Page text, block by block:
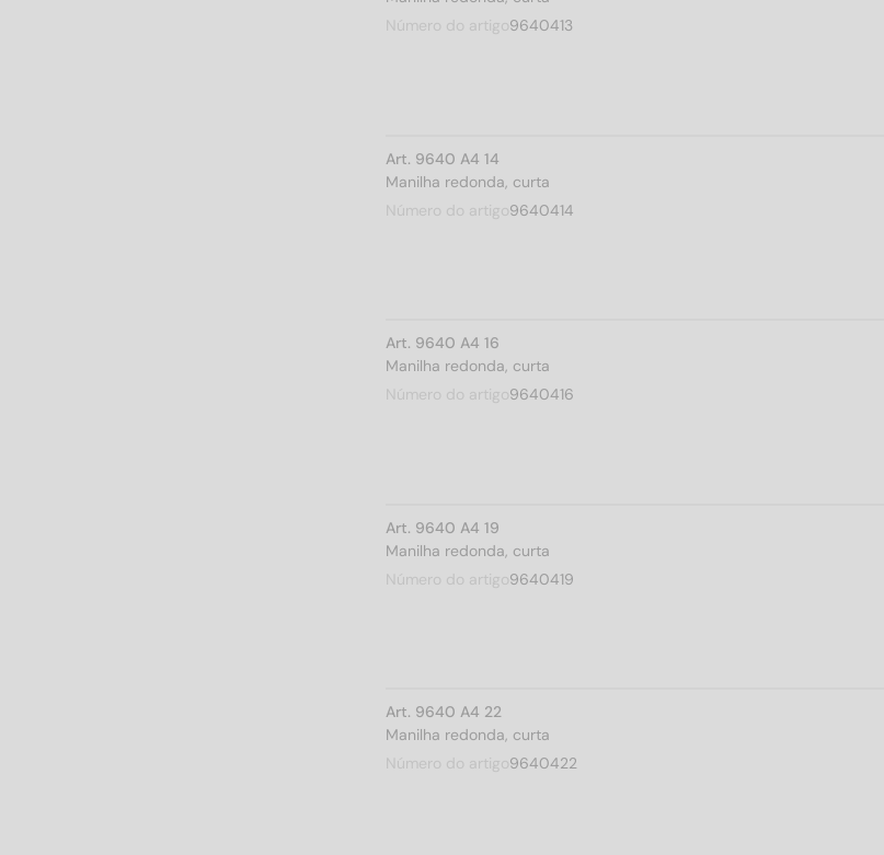
Número do artigo9640413
Art. 9640 A4 14
Manilha redonda, curta
Número do artigo9640414
Art. 9640 A4 16
Manilha redonda, curta
Número do artigo9640416
Art. 9640 A4 19
Manilha redonda, curta
Número do artigo9640419
Art. 9640 A4 22
Manilha redonda, curta
Número do artigo9640422